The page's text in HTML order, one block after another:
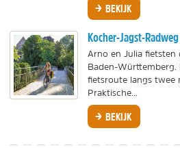
BEKIJK
Kocher-Jagst-Radweg
Arno en Julia fietsten
Baden-Württemberg.
fietsroute langs twee
Praktische...
BEKIJK